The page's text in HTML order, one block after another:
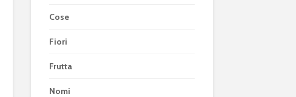
Cose
Fiori
Frutta
Nomi